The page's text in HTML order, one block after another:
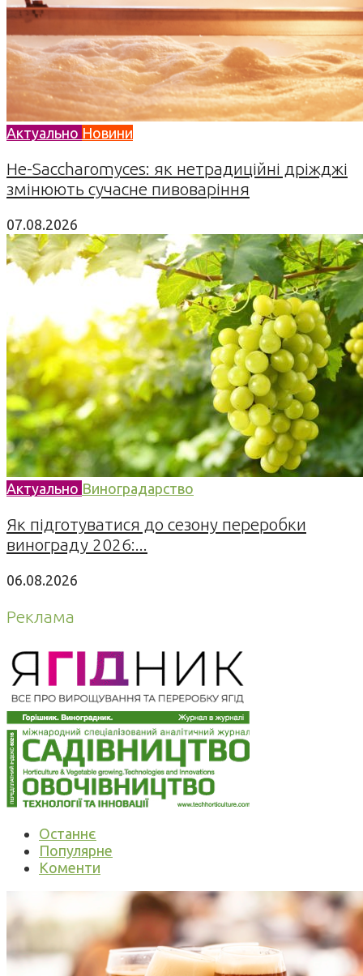
Актуально Новини
Не-Saccharomyces: як нетрадиційні дріжджі
змінюють сучасне пивоваріння
07.08.2026
Актуально Виноградарство
Як підготуватися до сезону переробки
винограду 2026:...
06.08.2026
Реклама
Останнє
Популярне
Коменти